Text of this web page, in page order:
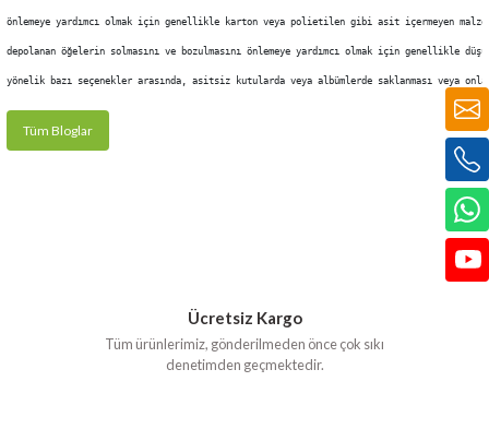
önlemeye yardımcı olmak için genellikle karton veya polietilen gibi asit içermeyen
depolanan öğelerin solmasını ve bozulmasını önlemeye yardımcı olmak için genellikle
yönelik bazı seçenekler arasında, asitsiz kutularda veya albümlerde saklanması
Tüm Bloglar
Ücretsiz Kargo
Tüm ürünlerimiz, gönderilmeden önce çok sıkı
denetimden geçmektedir.